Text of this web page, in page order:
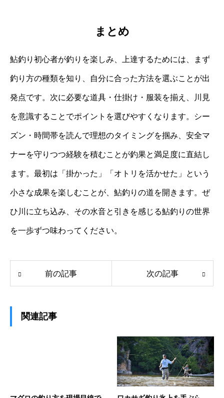
まとめ
鮎釣り初心者が釣りを楽しみ、上達するためには、まず
釣り方の種類を知り、自分に合った方法を選ぶことが出
発点です。次に必要な道具・仕掛け・服装を揃え、川見
を意識することでポイントを選びやすくなります。シー
ズン・時間帯を読んで理想のタイミングを掴み、安全マ
ナーを守りつつ経験を積むことが釣果と満足度に直結し
ます。最初は「掛かった」「オトリを活かせた」という
小さな成果を楽しむことが、鮎釣りの道を開きます。ぜ
ひ川に立ち込み、その水音と引きを感じる鮎釣りの世界
を一歩ずつ味わってください。
前の記事 次の記事
関連記事